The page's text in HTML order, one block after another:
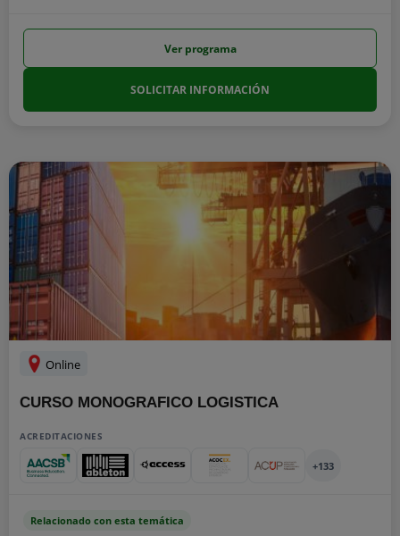
Ver programa
SOLICITAR INFORMACIÓN
Online
CURSO MONOGRAFICO LOGISTICA
ACREDITACIONES
+133
Relacionado con esta temática